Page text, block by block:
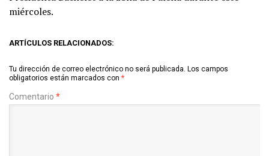
miércoles.
ARTÍCULOS RELACIONADOS:
Tu dirección de correo electrónico no será publicada. Los campos
obligatorios están marcados con *
Comentario *